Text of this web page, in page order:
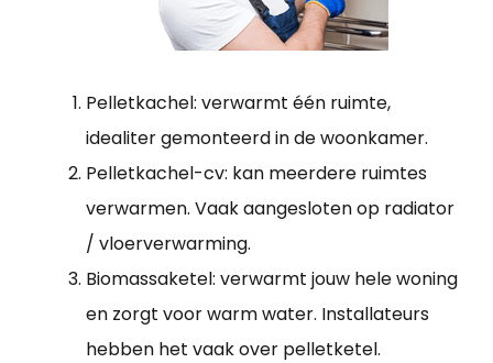
Pelletkachel: verwarmt één ruimte,
idealiter gemonteerd in de woonkamer.
Pelletkachel-cv: kan meerdere ruimtes
verwarmen. Vaak aangesloten op radiator
/ vloerverwarming.
Biomassaketel: verwarmt jouw hele woning
en zorgt voor warm water. Installateurs
hebben het vaak over pelletketel.